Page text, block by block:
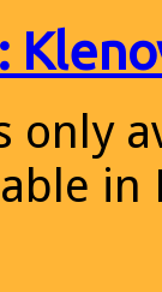
only
in